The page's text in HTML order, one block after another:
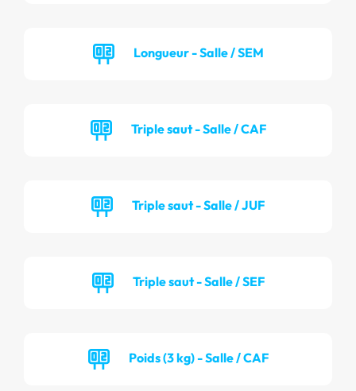
Longueur - Salle / SEM
Triple saut - Salle / CAF
Triple saut - Salle / JUF
Triple saut - Salle / SEF
Poids (3 kg) - Salle / CAF